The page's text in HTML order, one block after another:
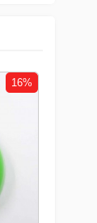
16%